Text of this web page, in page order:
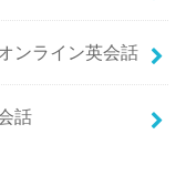
ンライン英会話
話